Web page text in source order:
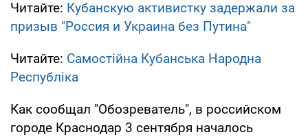
Читайте: Кубанскую активистку задержали за
призыв "Россия и Украина без Путина"
Читайте: Самостійна Кубанська Народна
Республіка
Как сообщал "Обозреватель", в российском
городе Краснодар 3 сентября началось